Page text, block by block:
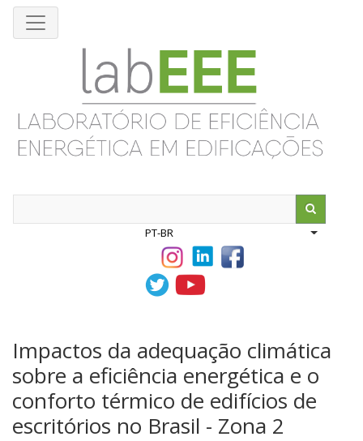
Pular
PT-BR
List
Impactos da adequação climática
sobre a eficiência energética e o
conforto térmico de edifícios de
escritórios no Brasil - Zona 2